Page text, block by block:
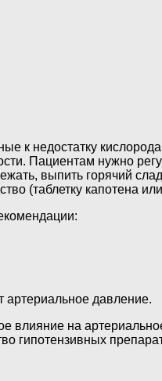
к недостатку
Пациентам нужно
выпить горячий
(таблетку капотена
артериальное давление.
влияние на
гипотензивных